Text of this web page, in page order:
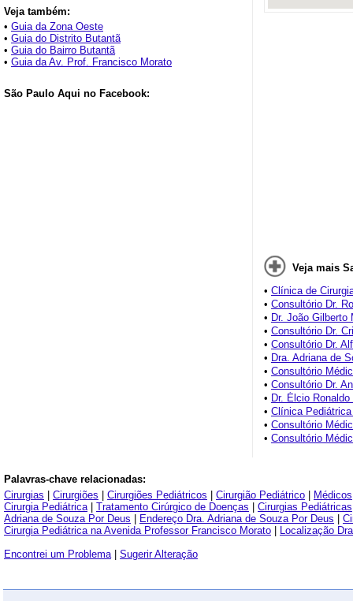
Veja também:
• Guia da Zona Oeste
• Guia do Distrito Butantã
• Guia do Bairro Butantã
• Guia da Av. Prof. Francisco Morato
São Paulo Aqui no Facebook:
Veja mais
• Clínica de
• Consultório Dr.
• Dr. João Gilberto
• Consultório Dr.
• Consultório Dr.
• Dra. Adriana de
• Consultório
• Consultório Dr.
• Dr. Élcio
• Clínica
• Consultório
• Consultório
Palavras-chave relacionadas:
Cirurgias
Cirurgiões Cirurgiões Pediátricos Cirurgião Pediátrico Médicos
Cirurgia Pediátrica| Tratamento Cirúrgico de Doenças Cirurgias Pediátricas
Adriana de Souza Por Deus
Endereço Dra. Adriana de Souza Por Deus
Cirurgia Pediátrica na Avenida Professor Francisco Morato
Localização
Encontrei um Problema| Sugerir Alteração